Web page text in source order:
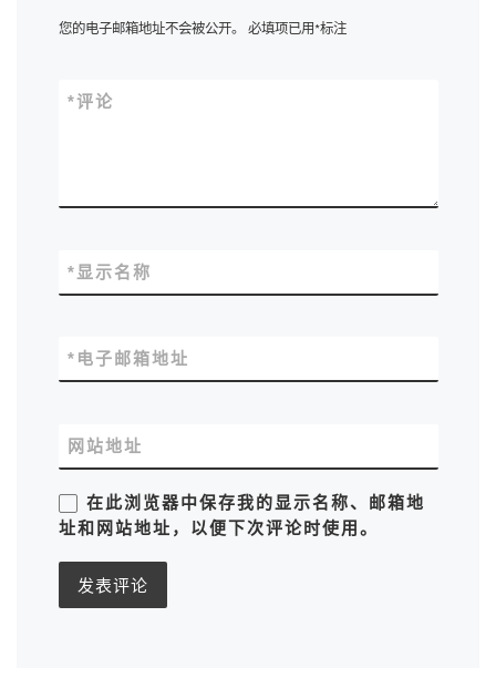
您的电子邮箱地址不会被公开。 必填项已用*标注
评论
*
显示名称
*
电子邮箱地址
*
网站地址
在此浏览器中保存我的显示名称、邮箱地
址和网站地址，以便下次评论时使用。